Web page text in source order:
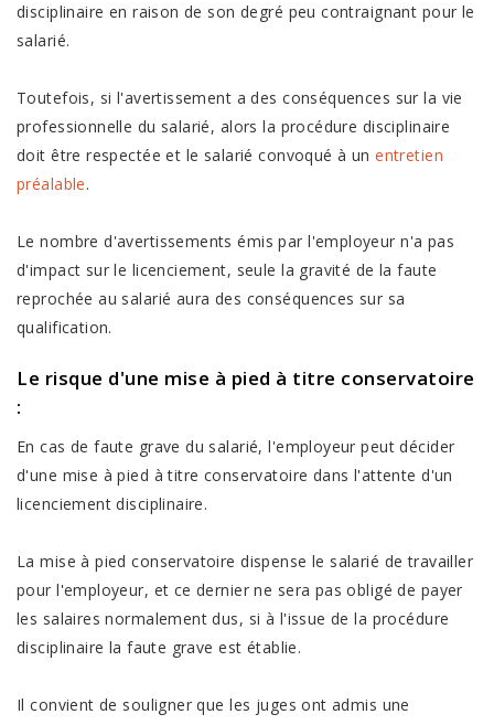
disciplinaire en raison de son degré peu contraignant pour le
salarié.
Toutefois, si l'avertissement a des conséquences sur la vie
professionnelle du salarié, alors la procédure disciplinaire
doit être respectée et le salarié convoqué à unentretien
préalable.
Le nombre d'avertissements émis par l'employeur n'a pas
d'impact sur le licenciement, seule la gravité de la faute
reprochée au salarié aura des conséquences sur sa
qualification.
Le risque d'une mise à pied à titre conservatoire
:
En cas de faute grave du salarié, l'employeur peut décider
d'une mise à pied à titre conservatoire dans l'attente d'un
licenciement disciplinaire.
La mise à pied conservatoire dispense le salarié de travailler
pour l'employeur, et ce dernier ne sera pas obligé de payer
les salaires normalement dus, si à l'issue de la procédure
disciplinaire la faute grave est établie.
Il convient de souligner que les juges ont admis une